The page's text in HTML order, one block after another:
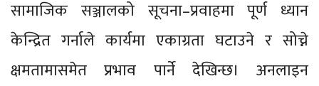
सामाजिक सञ्जालको सूचना–प्रवाहमा पूर्ण ध्यान
केन्द्रित गर्नाले कार्यमा एकाग्रता घटाउने र सोच्ने
क्षमतामासमेत प्रभाव पार्ने देखिन्छ। अनलाइन